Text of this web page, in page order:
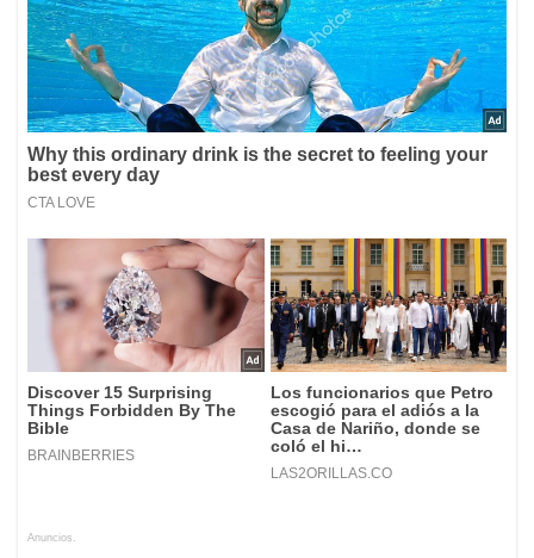
Anuncios.